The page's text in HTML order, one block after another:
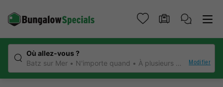
Où allez-vous ?
Batz sur Mer
N'importe quand À plusieurs voyageurs Modifier